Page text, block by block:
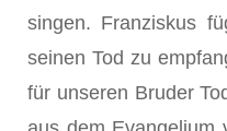
singen. Franziskus
seinen Tod zu
für unseren Bruder